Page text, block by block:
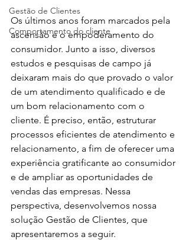
Gestão de Clientes
Comportamento do cliente
Os últimos anos foram marcados pela
ascensão e o empoderamento do
consumidor. Junto a isso, diversos
estudos e pesquisas de campo já
deixaram mais do que provado o valor
de um atendimento qualificado e de
um bom relacionamento com o
cliente. É preciso, então, estruturar
processos eficientes de atendimento e
relacionamento, a fim de oferecer uma
experiência gratificante ao consumidor
e de ampliar as oportunidades de
vendas das empresas. Nessa
perspectiva, desenvolvemos nossa
solução Gestão de Clientes, que
apresentaremos a seguir.